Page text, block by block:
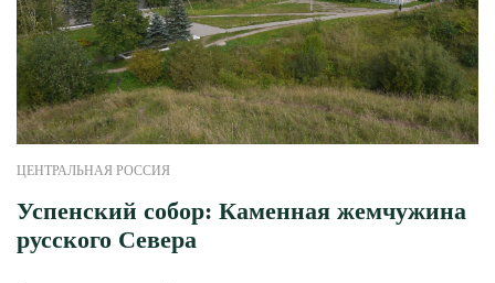
ЦЕНТРАЛЬНАЯ РОССИЯ
Успенский собор: Каменная жемчужина
русского Севера